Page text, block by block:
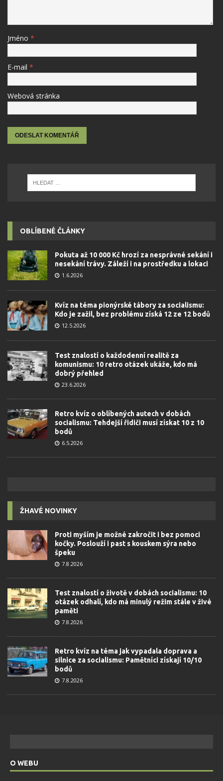
Jméno *
E-mail *
Webová stránka
OBLÍBENÉ ČLÁNKY
Pokuta až 10 000 Kč hrozí za nesprávné sekání i
nesekání trávy. Záleží i na prostředku a lokaci
1.6.2026
Kvíz na téma pionýrské tábory za socialismu:
Kdo je zažil, bez problému získá 12 ze 12 bodů
12.5.2026
Test znalostí o každodenní realitě za
komunismu: 10 retro otázek ukáže, kdo má
dobrý přehled
23.6.2026
Retro kvíz o oblíbených autech v dobách
socialismu: Tehdejší řidiči musí získat 10 z 10
bodů
6.5.2026
ŽHAVÉ NOVINKY
Proti myším je možné zakročit i bez pomoci
kočky. Poslouží i past s kouskem sýra nebo
špeku
7.8.2026
Test znalostí o životě v dobách socialismu: 10
otázek odhalí, kdo má minulý režim stále v živé
paměti
7.8.2026
Retro kvíz na téma jak vypadala doprava a
silnice za socialismu: Pamětníci získají 10/10
bodů
7.8.2026
O WEBU